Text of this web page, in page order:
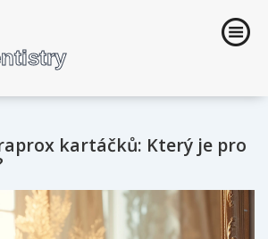
kartáčků: Který je pro